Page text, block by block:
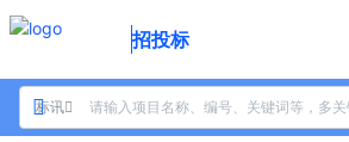
招投标
标讯